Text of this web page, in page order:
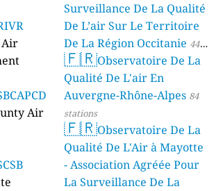
Air
Air
Surveillance De La Qualité
De L’air Sur Le Territoire
De La Région Occitanie 44
stations
🇫🇷Observatoire De La
Qualité De L'air En
Auvergne-Rhône-Alpes 84
stations
🇫🇷Observatoire De La
Qualité De L'Air à Mayotte
- Association Agréée Pour
La Surveillance De La